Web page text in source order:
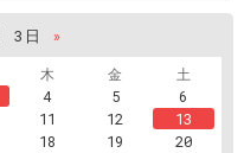
3日
»
木 金
土
4 5
6
11 12
13
18 19
20